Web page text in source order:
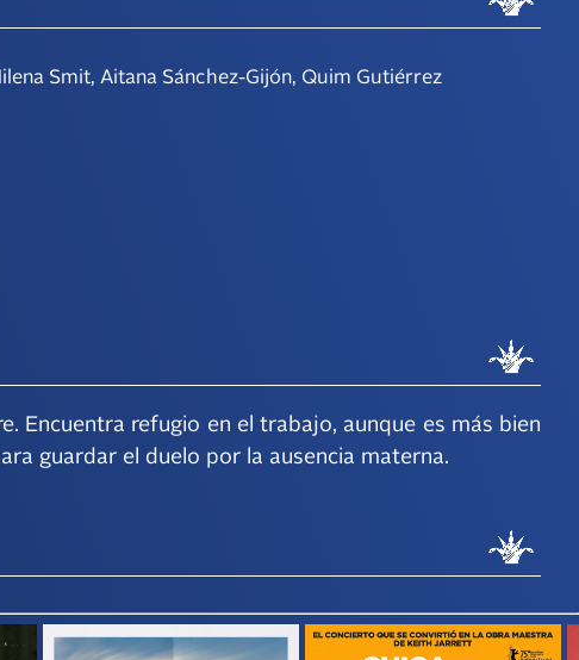
Smit, Aitana Sánchez-Gijón, Quim Gutiérrez
Encuentra refugio en el trabajo, aunque es más bien
guardar el duelo por la ausencia materna.